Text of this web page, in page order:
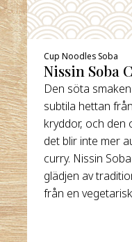
Cup Noodles Soba
Nissin Soba
Den söta
subtila hettan
kryddor, och
det blir inte mer
curry. Nissin
glädjen av
från en